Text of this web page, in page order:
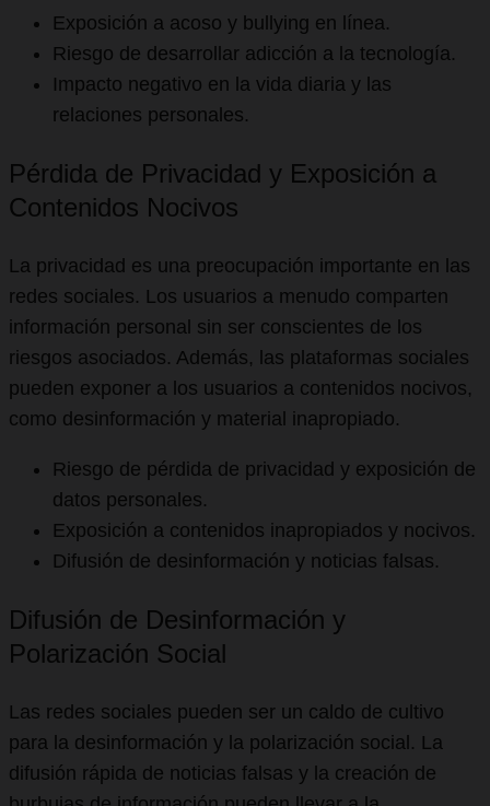
Exposición a acoso y bullying en línea.
Riesgo de desarrollar adicción a la tecnología.
Impacto negativo en la vida diaria y las
relaciones personales.
Pérdida de Privacidad y Exposición a
Contenidos Nocivos
La privacidad es una preocupación importante en las
redes sociales. Los usuarios a menudo comparten
información personal sin ser conscientes de los
riesgos asociados. Además, las plataformas sociales
pueden exponer a los usuarios a contenidos nocivos,
como desinformación y material inapropiado.
Riesgo de pérdida de privacidad y exposición de
datos personales.
Exposición a contenidos inapropiados y nocivos.
Difusión de desinformación y noticias falsas.
Difusión de Desinformación y
Polarización Social
Las redes sociales pueden ser un caldo de cultivo
para la desinformación y la polarización social. La
difusión rápida de noticias falsas y la creación de